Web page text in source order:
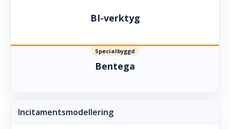
BI-verktyg
Specialbyggd
Bentega